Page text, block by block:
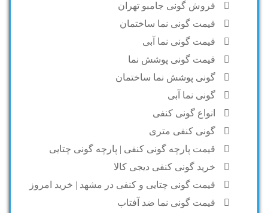
فروش گونی جامبو تهران
قیمت گونی نما ساختمان
قیمت گونی نما آبی
قیمت گونی پوشش نما
گونی پوشش نما ساختمان
گونی نما آبی
انواع گونی کنفی
گونی کنفی متری
قیمت پارچه گونی کنفی | پارچه گونی چتایی
خرید گونی کنفی دیجی کالا
قیمت گونی چتایی و کنفی در مشهد | خرید امروز
قیمت گونی نما ضد آفتاب